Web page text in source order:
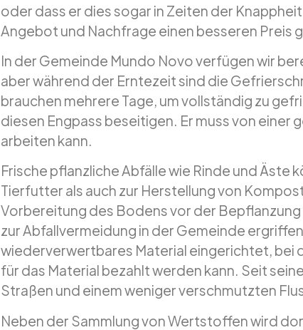
oder dass er dies sogar in Zeiten der
Angebot und Nachfrage einen besseren Preis
In der Gemeinde Mundo Novo verfügen wir
aber während der Erntezeit sind die
brauchen mehrere Tage, um vollständig zu
diesen Engpass beseitigen. Er muss von
arbeiten kann.
Frische pflanzliche Abfälle wie Rinde und Äste
Tierfutter als auch zur Herstellung von
Vorbereitung des Bodens vor der
zur Abfallvermeidung in der Gemeinde
wiederverwertbares Material eingerichtet, bei
für das Material bezahlt werden kann. Seit
Straßen und einem weniger verschmutzten
Neben der Sammlung von Wertstoffen wird